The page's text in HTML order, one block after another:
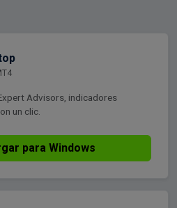
Advisors, indicadores
un clic.
para Windows